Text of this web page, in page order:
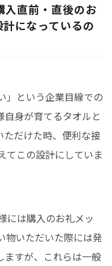
入直前・直後のお
になっているの
」という企業目線での
身が育てるタオルと
だけた時、便利な接
てこの設計にしていま
には購入のお礼メッ
物いただいた際には発
ますが、これらは一般